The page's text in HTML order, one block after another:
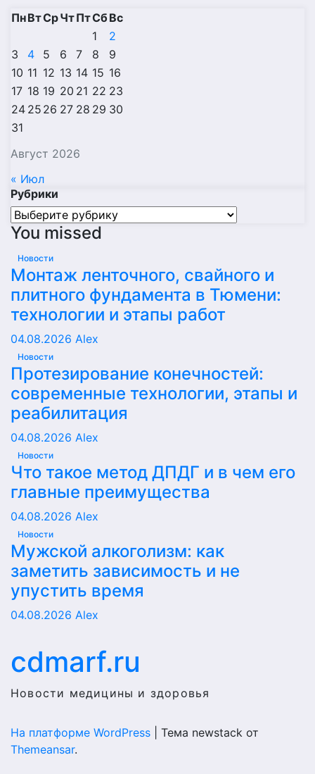
Август 2026
ПнВтСрЧтПтСбВс
1
2
3
4 5 6 7 8
9
10 11 12 13 14 15 16
17 18 19 20 21 22 23
24 25 26 27 28 29 30
31
« Июл
Рубрики
Рубрики
You missed
Новости
Монтаж ленточного, свайного и
плитного фундамента в Тюмени:
технологии и этапы работ
04.08.2026 Alex
Новости
Протезирование конечностей:
современные технологии, этапы и
реабилитация
04.08.2026 Alex
Новости
Что такое метод ДПДГ и в чем его
главные преимущества
04.08.2026 Alex
Новости
Мужской алкоголизм: как
заметить зависимость и не
упустить время
04.08.2026 Alex
cdmarf.ru
Новости медицины и здоровья
На платформе WordPress
Тема newstack от
Themeansar.